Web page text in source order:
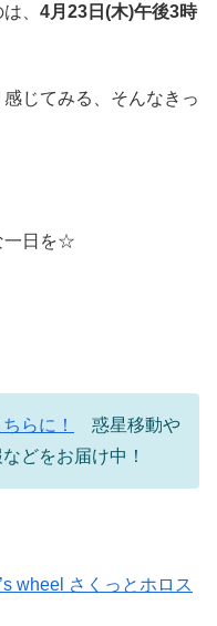
、 4月23日(木)午後3時
じてみる、そんなきっ
一日を☆
らに！
惑星移動や
どをお届け中！
wheel さくっとホロス